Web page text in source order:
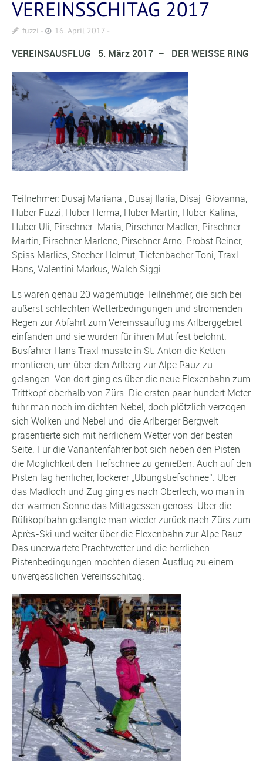
VEREINSSCHITAG 2017
fuzzi 16. April 2017
VEREINSAUSFLUG 5. März 2017 – DER WEISSE RING
Teilnehmer: Dusaj Mariana , Dusaj Ilaria, Disaj Giovanna,
Huber Fuzzi, Huber Herma, Huber Martin, Huber Kalina,
Huber Uli, Pirschner Maria, Pirschner Madlen, Pirschner
Martin, Pirschner Marlene, Pirschner Arno, Probst Reiner,
Spiss Marlies, Stecher Helmut, Tiefenbacher Toni, Traxl
Hans, Valentini Markus, Walch Siggi
Es waren genau 20 wagemutige Teilnehmer, die sich bei
äußerst schlechten Wetterbedingungen und strömenden
Regen zur Abfahrt zum Vereinssauflug ins Arlberggebiet
einfanden und sie wurden für ihren Mut fest belohnt.
Busfahrer Hans Traxl musste in St. Anton die Ketten
montieren, um über den Arlberg zur Alpe Rauz zu
gelangen. Von dort ging es über die neue Flexenbahn zum
Trittkopf oberhalb von Zürs. Die ersten paar hundert Meter
fuhr man noch im dichten Nebel, doch plötzlich verzogen
sich Wolken und Nebel und die Arlberger Bergwelt
präsentierte sich mit herrlichem Wetter von der besten
Seite. Für die Variantenfahrer bot sich neben den Pisten
die Möglichkeit den Tiefschnee zu genießen. Auch auf den
Pisten lag herrlicher, lockerer „Übungstiefschnee“. Über
das Madloch und Zug ging es nach Oberlech, wo man in
der warmen Sonne das Mittagessen genoss. Über die
Rüfikopfbahn gelangte man wieder zurück nach Zürs zum
Après-Ski und weiter über die Flexenbahn zur Alpe Rauz.
Das unerwartete Prachtwetter und die herrlichen
Pistenbedingungen machten diesen Ausflug zu einem
unvergesslichen Vereinsschitag.